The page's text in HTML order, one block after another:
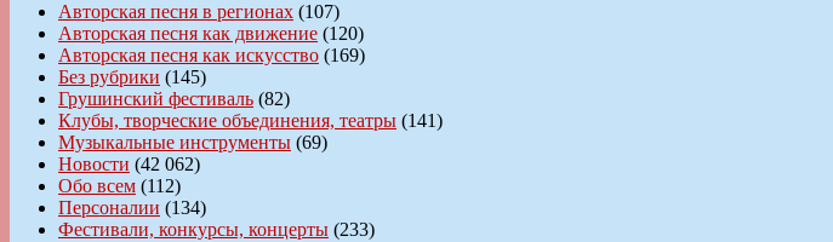
Авторская песня в регионах (107)
Авторская песня как движение (120)
Авторская песня как искусство (169)
Без рубрики (145)
Грушинский фестиваль (82)
Клубы, творческие объединения, театры (141)
Музыкальные инструменты (69)
Новости (42 062)
Обо всем (112)
Персоналии (134)
Фестивали, конкурсы, концерты (233)